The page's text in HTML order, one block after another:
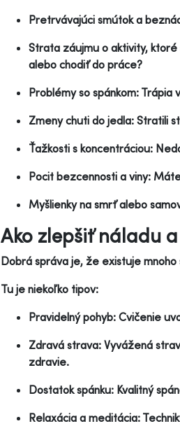
Pretrvávajúci smútok a
Strata záujmu o aktivity,
alebo chodiť do práce?
Problémy so spánkom:
Zmeny chuti do jedla: Stratili
Ťažkosti s koncentráciou:
Pocit bezcennosti a viny:
Myšlienky na smrť alebo
Ako zlepšiť náladu
Dobrá správa je, že existuje
Tu je niekoľko tipov:
Pravidelný pohyb: Cvičenie
Zdravá strava: Vyvážená
zdravie.
Dostatok spánku: Kvalitný
Relaxácia a meditácia: